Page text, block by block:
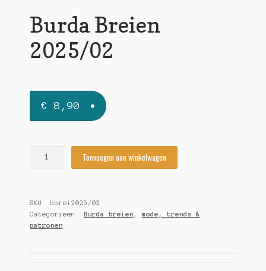
Burda Breien
2025/02
€ 8,90
Toevoegen aan winkelwagen
SKU:
bbrei2025/02
Categorieën:
Burda breien ,mode, trends &
patronen